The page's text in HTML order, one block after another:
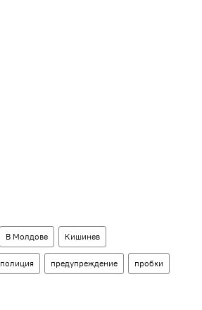
В Молдове Кишинев
полиция предупреждение пробки